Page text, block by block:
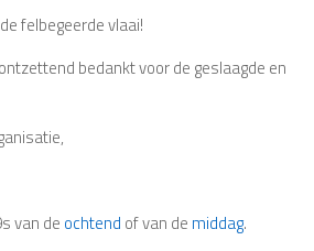
felbegeerde vlaai!
bedankt voor de geslaagde en
van de ochtend of van de middag.